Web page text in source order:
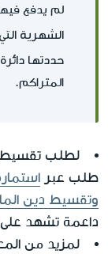
لم يدفع
الشهرية
حددتها دائرة
المتراكم.
لطلب تقسيط
طلب عبر
وتقسيط دين
داعمة تشهد على
لمزيد من